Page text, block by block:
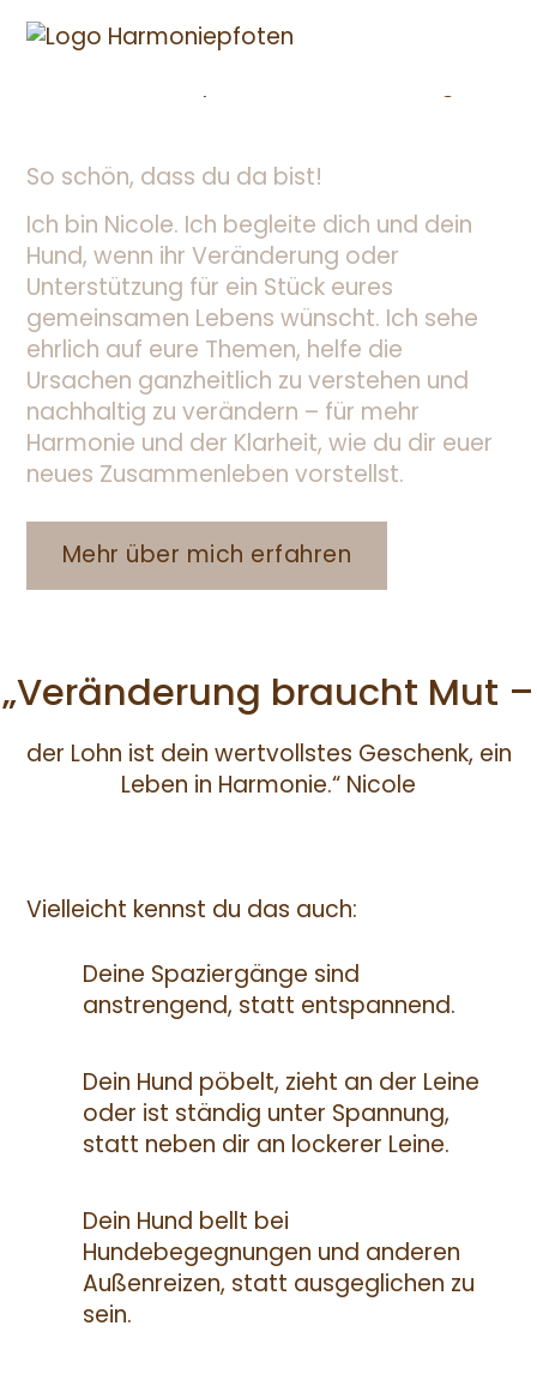
Menü überspringen
So schön, dass du da bist!
Ich bin Nicole. Ich begleite dich und dein
Hund, wenn ihr Veränderung oder
Unterstützung für ein Stück eures
gemeinsamen Lebens wünscht. Ich sehe
ehrlich auf eure Themen, helfe die
Ursachen ganzheitlich zu verstehen und
nachhaltig zu verändern – für mehr
Harmonie und der Klarheit, wie du dir euer
neues Zusammenleben vorstellst.
Mehr über mich erfahren
„Veränderung braucht Mut –
der Lohn ist dein wertvollstes Geschenk, ein
Leben in Harmonie.“ Nicole
Vielleicht kennst du das auch:
Deine Spaziergänge sind
anstrengend, statt entspannend.
Dein Hund pöbelt, zieht an der Leine
oder ist ständig unter Spannung,
statt neben dir an lockerer Leine.
Dein Hund bellt bei
Hundebegegnungen und anderen
Außenreizen, statt ausgeglichen zu
sein.